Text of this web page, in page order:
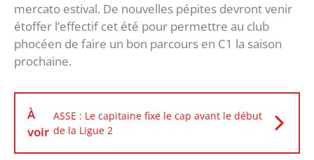
mercato estival. De nouvelles pépites devront venir
étoffer l’effectif cet été pour permettre au club
phocéen de faire un bon parcours en C1 la saison
prochaine.
À
voir
ASSE : Le capitaine fixe le cap avant le début
de la Ligue 2